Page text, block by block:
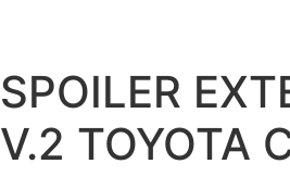
SPOILER
V.2 TOYOTA